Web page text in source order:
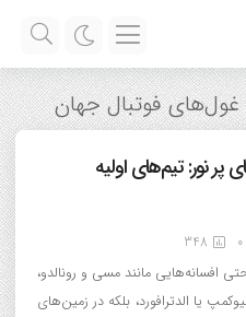
غول‌های فوتبال جهان
پر نور: تیم‌های اولیه
0
348
افسانه‌هایی مانند مسی و رونالدو،
یا الدترافورد، بلکه در زمین‌های